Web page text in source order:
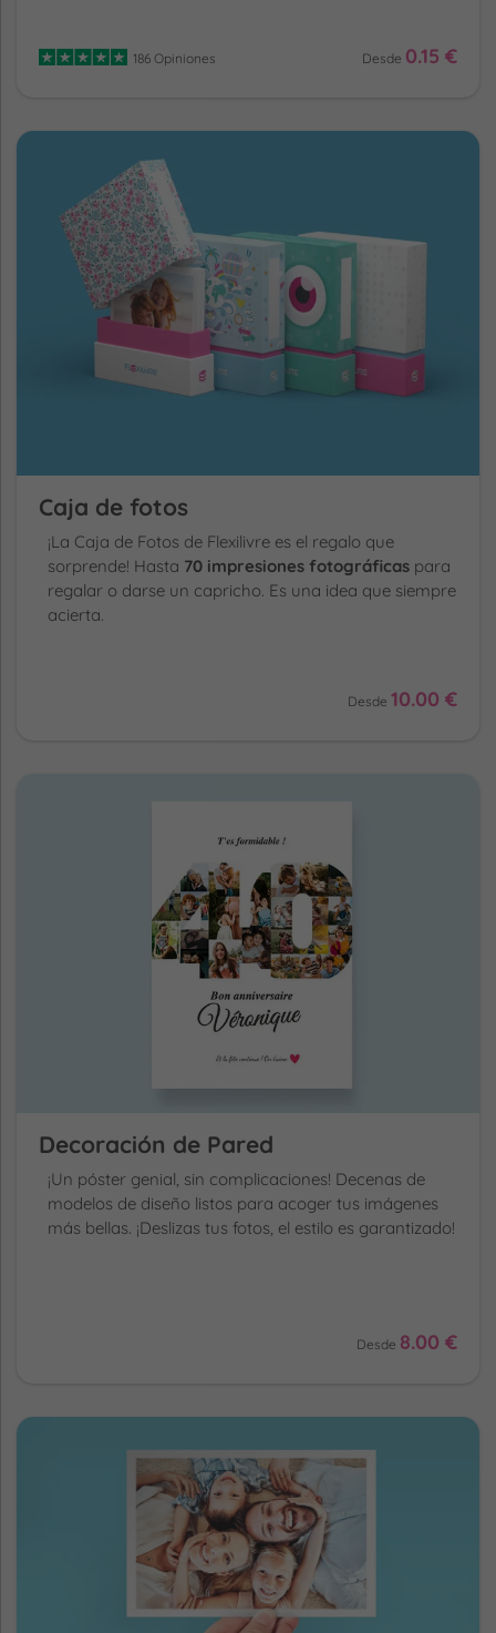
186 Opiniones Desde 0.15 €
Caja de fotos
¡La Caja de Fotos de Flexilivre es el regalo que
sorprende! Hasta 70 impresiones fotográficas para
regalar o darse un capricho. Es una idea que siempre
acierta.
Desde 10.00 €
Decoración de Pared
¡Un póster genial, sin complicaciones! Decenas de
modelos de diseño listos para acoger tus imágenes
más bellas. ¡Deslizas tus fotos, el estilo es garantizado!
Desde 8.00 €